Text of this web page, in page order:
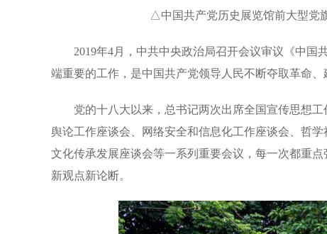
△中国共产党历史展览馆前大型党
2019年4月，中共中央政治局召开会议审议《中国
端重要的工作，是中国共产党领导人民不断夺取革命、
党的十八大以来，总书记两次出席全国宣传思想
舆论工作座谈会、网络安全和信息化工作座谈会、哲
文化传承发展座谈会等一系列重要会议，每一次都重
新观点新论断。